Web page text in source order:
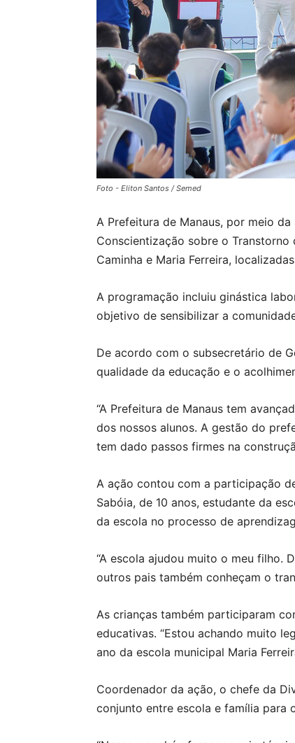
Foto - Eliton Santos / Semed
A Prefeitura de Manaus, por meio
Conscientização sobre o
Caminha e Maria Ferreira,
A programação incluiu ginástica
objetivo de sensibilizar a
De acordo com o subsecretário de
qualidade da educação e o
“A Prefeitura de Manaus tem
dos nossos alunos. A gestão do
tem dado passos firmes na
A ação contou com a participação
Sabóia, de 10 anos, estudante da
da escola no processo de
“A escola ajudou muito o meu filho.
outros pais também conheçam o
As crianças também participaram
educativas. “Estou achando muito
ano da escola municipal Maria
Coordenador da ação, o chefe da
conjunto entre escola e família para